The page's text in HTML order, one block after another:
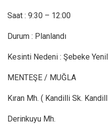
Saat : 9:30 – 12:00
Durum : Planlandı
Kesinti Nedeni : Şebeke
MENTEŞE / MUĞLA
Kıran Mh. ( Kandilli Sk.
Derinkuyu Mh.